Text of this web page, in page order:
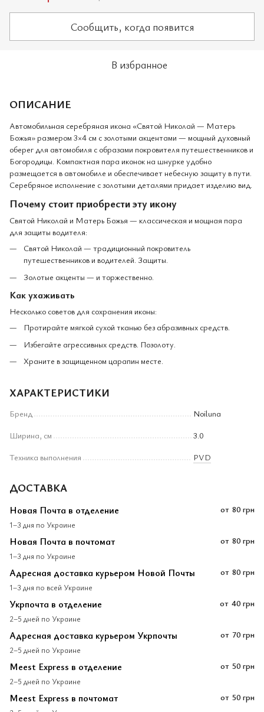
Сообщить, когда появится
В избранное
ОПИСАНИЕ
Автомобильная серебряная икона «Святой Николай — Матерь
Божья» размером 3×4 см с золотыми акцентами — мощный духовный
оберег для автомобиля с образами покровителя путешественников и
Богородицы. Компактная пара иконок на шнурке удобно
размещается в автомобиле и обеспечивает небесную защиту в пути.
Серебряное исполнение с золотыми деталями придает изделию вид.
Почему стоит приобрести эту икону
Святой Николай и Матерь Божья — классическая и мощная пара
для защиты водителя:
Святой Николай — традиционный покровитель
путешественников и водителей. Защиты.
Золотые акценты — и торжественно.
Как ухаживать
Несколько советов для сохранения иконы:
Протирайте мягкой сухой тканью без абразивных средств.
Избегайте агрессивных средств. Позолоту.
Храните в защищенном царапин месте.
ХАРАКТЕРИСТИКИ
Бренд
Noiluna
Ширина, см
3.0
Техника выполнения
PVD
ДОСТАВКА
Новая Почта в отделение
1–3 дня по Украине
от 80 грн
Новая Почта в почтомат
1–3 дня по Украине
от 80 грн
Адресная доставка курьером Новой Почты
1–3 дня по всей Украине
от 80 грн
Укрпочта в отделение
2–5 дней по Украине
от 40 грн
Адресная доставка курьером Укрпочты
2–5 дней по Украине
от 70 грн
Meest Express в отделение
2–5 дней по Украине
от 50 грн
Meest Express в почтомат от 50 грн